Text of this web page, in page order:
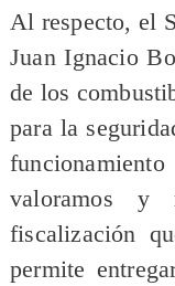
Al respecto, el
Juan Ignacio
de los
para la
valoramos y
fiscalización
permite